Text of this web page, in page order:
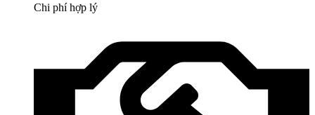
Chi phí hợp lý